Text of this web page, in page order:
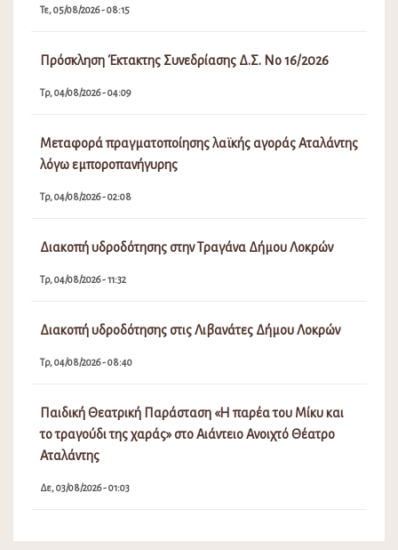
Τε, 05/08/2026 - 08:15
Πρόσκληση Έκτακτης Συνεδρίασης Δ.Σ. Νο 16/2026
Τρ, 04/08/2026 - 04:09
Μεταφορά πραγματοποίησης λαϊκής αγοράς Αταλάντης
λόγω εμποροπανήγυρης
Τρ, 04/08/2026 - 02:08
Διακοπή υδροδότησης στην Τραγάνα Δήμου Λοκρών
Τρ, 04/08/2026 - 11:32
Διακοπή υδροδότησης στις Λιβανάτες Δήμου Λοκρών
Τρ, 04/08/2026 - 08:40
Παιδική Θεατρική Παράσταση «Η παρέα του Μίκυ και
το τραγούδι της χαράς» στο Αιάντειο Ανοιχτό Θέατρο
Αταλάντης
Δε, 03/08/2026 - 01:03